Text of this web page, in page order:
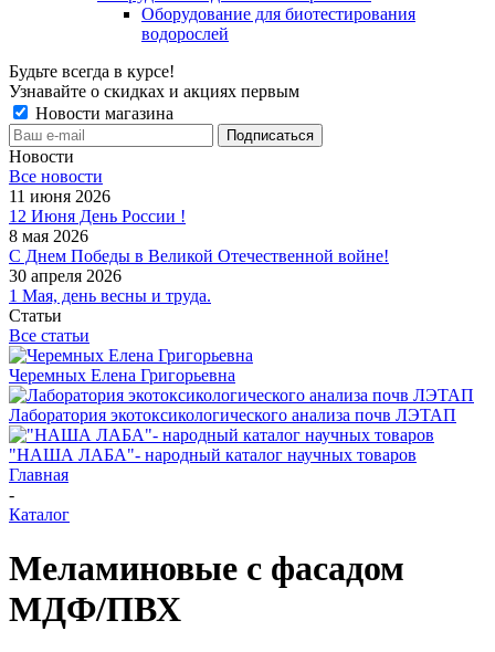
Оборудование для биотестирования
водорослей
Будьте всегда в курсе!
Узнавайте о скидках и акциях первым
Новости магазина
Новости
Все новости
11 июня 2026
12 Июня День России !
8 мая 2026
С Днем Победы в Великой Отечественной войне!
30 апреля 2026
1 Мая, день весны и труда.
Статьи
Все статьи
Черемных Елена Григорьевна
Лаборатория экотоксикологического анализа почв ЛЭТАП
"НАША ЛАБА"- народный каталог научных товаров
Главная
-
Каталог
Меламиновые с фасадом
МДФ/ПВХ